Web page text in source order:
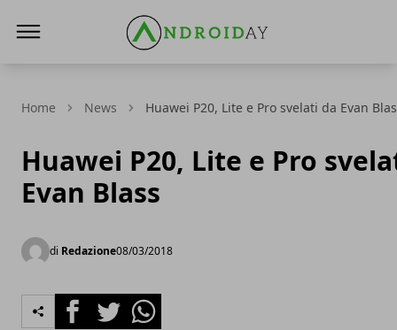
Home News Huawei P20, Lite e Pro svelati da Evan
Huawei P20, Lite e Pro
Evan Blass
di Redazione08/03/2018
FacebookTwitterWhatsapp